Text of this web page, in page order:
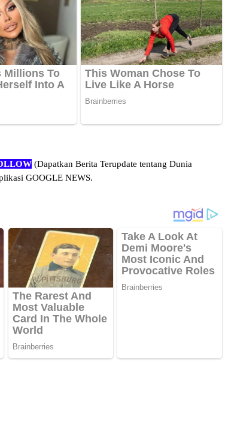
(Dapatkan Berita Terupdate tentang Dunia
GOOGLE NEWS.